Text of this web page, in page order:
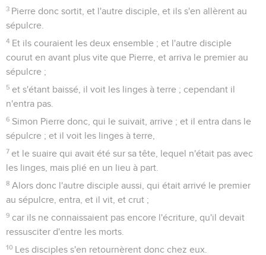
3 Pierre donc sortit, et l'autre disciple, et ils s'en allèrent au
sépulcre.
4 Et ils couraient les deux ensemble ; et l'autre disciple
courut en avant plus vite que Pierre, et arriva le premier au
sépulcre ;
5 et s'étant baissé, il voit les linges à terre ; cependant il
n'entra pas.
6 Simon Pierre donc, qui le suivait, arrive ; et il entra dans le
sépulcre ; et il voit les linges à terre,
7 et le suaire qui avait été sur sa tête, lequel n'était pas avec
les linges, mais plié en un lieu à part.
8 Alors donc l'autre disciple aussi, qui était arrivé le premier
au sépulcre, entra, et il vit, et crut ;
9 car ils ne connaissaient pas encore l'écriture, qu'il devait
ressusciter d'entre les morts.
10 Les disciples s'en retournèrent donc chez eux.